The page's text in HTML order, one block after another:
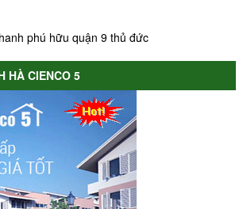
phú hữu quận 9 thủ đức
HÀ CIENCO 5